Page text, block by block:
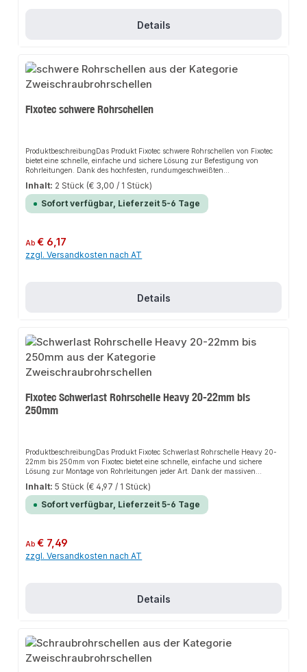
Details
Fixotec schwere Rohrschellen
ProduktbeschreibungDas Produkt Fixotec schwere Rohrschellen von Fixotec
bietet eine schnelle, einfache und sichere Lösung zur Befestigung von
Rohrleitungen. Dank des hochfesten, rundumgeschweißten
Gewindeanschlusses sorgt es für perfekten Halt und passt sich flexibel an
verschiedene Montageorte an. Das robuste Design und die einfache Montage
machen dieses Produkt zu einer zuverlässigen Wahl für jede
Installation.EigenschaftenHochfester, rundumgeschweißter
ausgestattetRobustes Design für lange
HaltbarkeitAnwendungsbereicheSanitärbereichHeizungsbereichAllgemeine
Rohrinstallationen an Wand, Decke und BodenProduktdatenMaterial:
Inhalt: 2 Stück (€ 3,00 / 1 Stück)
Sofort verfügbar, Lieferzeit 5-6 Tage
Regulärer Preis:
Ab€ 6,17
zzgl. Versandkosten nach AT
Details
Fixotec Schwerlast Rohrschelle Heavy 20-22mm bis
250mm
ProduktbeschreibungDas Produkt Fixotec Schwerlast Rohrschelle Heavy 20-
22mm bis 250mm von Fixotec bietet eine schnelle, einfache und sichere
Lösung zur Montage von Rohrleitungen jeder Art. Dank der massiven
Verarbeitung sorgt es für perfekten Halt und passt sich flexibel an
verschiedene Anwendungsbereiche an. Das robuste Design und die einfache
Montage machen dieses Produkt zu einer zuverlässigen Wahl für jede
Installation.EigenschaftenMassive Rohrschelle mit zwei
gesundheitsschädlichSchraubensicherung - Unverlierbarkeitsscheibe für
die VerschlussschraubenVerzinkte Schraubrohrschelle ohne
SchalldämmeinlageAnwendungsbereicheSanitärinstallationHeizungsbauAn
Inhalt:5 Stück (€ 4,97 / 1 Stück)
Sofort verfügbar, Lieferzeit 5-6 Tage
Regulärer Preis:
Ab€ 7,49
zzgl. Versandkosten nach AT
Details